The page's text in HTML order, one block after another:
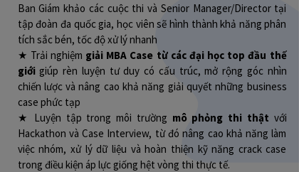
Ban Giám khảo các cuộc thi và Senior Manager/Director tại
tập đoàn đa quốc gia, học viên sẽ hình thành khả năng phân
tích sắc bén, tốc độ xử lý nhanh
★ Trải nghiệm giải MBA Case từ các đại học top đầu thế
giớigiúp rèn luyện tư duy có cấu trúc, mở rộng góc nhìn
chiến lược và nâng cao khả năng giải quyết những business
case phức tạp
★ Luyện tập trong môi trường mô phỏng thi thật với
Hackathon và Case Interview, từ đó nâng cao khả năng làm
việc nhóm, xử lý dữ liệu và hoàn thiện kỹ năng crack case
trong điều kiện áp lực giống hệt vòng thi thực tế.